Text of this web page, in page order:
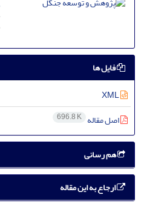
فایل ها
اصل مقاله 696.8 K
هم رسانی
ارجاع به این مقاله